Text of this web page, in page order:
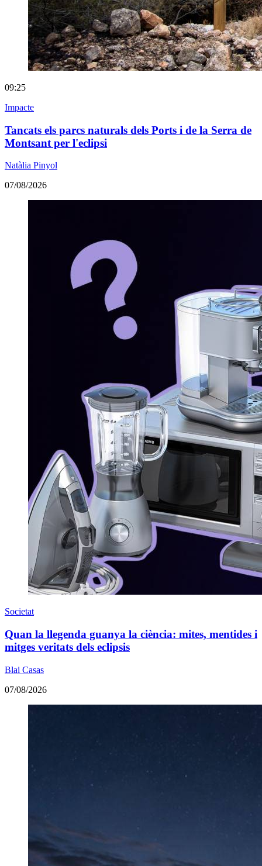
09:25
Impacte
Tancats els parcs naturals dels Ports i de la Serra de
Montsant per l'eclipsi
Natàlia Pinyol
07/08/2026
Societat
Quan la llegenda guanya la ciència: mites, mentides i
mitges veritats dels eclipsis
Blai Casas
07/08/2026